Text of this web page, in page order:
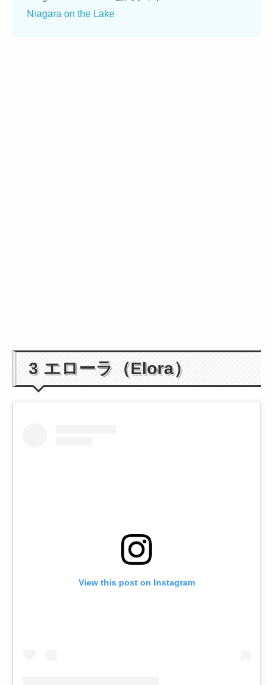
Niagara on the Lake
3 エローラ（Elora）
View this post on Instagram